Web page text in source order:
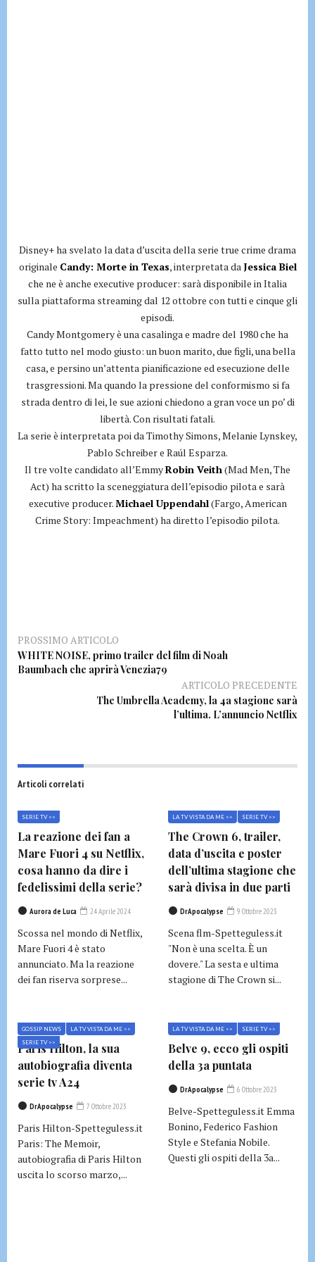
Disney+ ha svelato la data d’uscita della serie true crime drama
originale Candy: Morte in Texas, interpretata da Jessica Biel
che ne è anche executive producer: sarà disponibile in Italia
sulla piattaforma streaming dal 12 ottobre con tutti e cinque gli
episodi.
Candy Montgomery è una casalinga e madre del 1980 che ha
fatto tutto nel modo giusto: un buon marito, due figli, una bella
casa, e persino un’attenta pianificazione ed esecuzione delle
trasgressioni. Ma quando la pressione del conformismo si fa
strada dentro di lei, le sue azioni chiedono a gran voce un po’ di
libertà. Con risultati fatali.
La serie è interpretata poi da Timothy Simons, Melanie Lynskey,
Pablo Schreiber e Raúl Esparza.
Il tre volte candidato all’EmmyRobin Veith(Mad Men, The
Act) ha scritto la sceneggiatura dell’episodio pilota e sarà
executive producer.Michael Uppendahl(Fargo, American
Crime Story: Impeachment) ha diretto l’episodio pilota.
PROSSIMO ARTICOLO
WHITE NOISE, primo trailer del film di Noah
Baumbach che aprirà Venezia79
ARTICOLO PRECEDENTE
The Umbrella Academy, la 4a stagione sarà
l’ultima. L’annuncio Netflix
Articoli correlati
SERIE TV >>
La reazione dei fan a
Mare Fuori 4 su Netflix,
cosa hanno da dire i
fedelissimi della serie?
Aurora de Luca 24 Aprile 2024
Scossa nel mondo di Netflix,
Mare Fuori 4 è stato
annunciato. Ma la reazione
dei fan riserva sorprese...
LA TV VISTA DA ME >> SERIE TV >>
The Crown 6, trailer,
data d’uscita e poster
dell’ultima stagione che
sarà divisa in due parti
DrApocalypse 9 Ottobre 2023
Scena flm-Spetteguless.it
"Non è una scelta. È un
dovere." La sesta e ultima
stagione di The Crown si...
GOSSIP NEWS
LA TV VISTA DA ME >>
SERIE TV >>
Paris Hilton, la sua
autobiografia diventa
serie tv A24
DrApocalypse 7 Ottobre 2023
Paris Hilton-Spetteguless.it
Paris: The Memoir,
autobiografia di Paris Hilton
uscita lo scorso marzo,...
LA TV VISTA DA ME >> SERIE TV >>
Belve 9, ecco gli ospiti
della 3a puntata
DrApocalypse 6 Ottobre 2023
Belve-Spetteguless.it Emma
Bonino, Federico Fashion
Style e Stefania Nobile.
Questi gli ospiti della 3a...